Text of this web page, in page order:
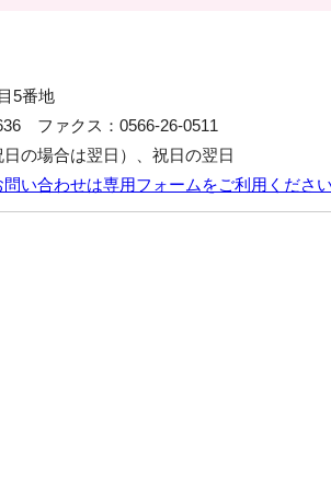
5番地
ファクス：0566-26-0511
の場合は翌日）、祝日の翌日
問い合わせは専用フォームをご利用くださ